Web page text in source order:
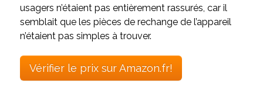
usagers n’étaient pas entièrement rassurés, car il
semblait que les pièces de rechange de l’appareil
n’étaient pas simples à trouver.
Vérifier le prix sur Amazon.fr!